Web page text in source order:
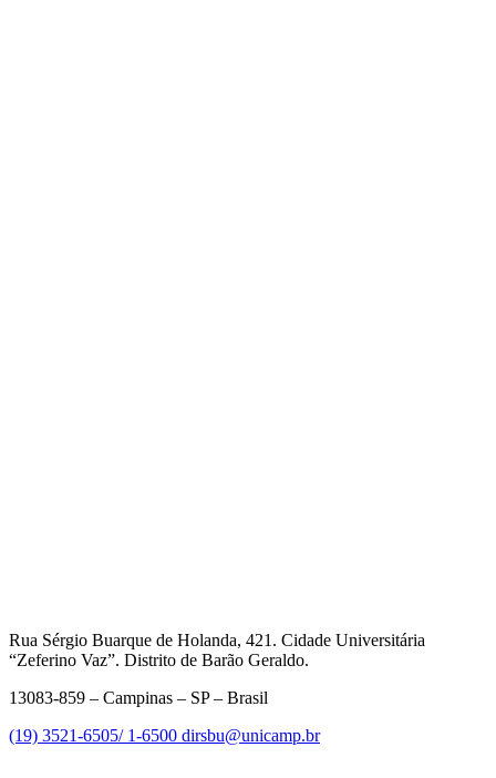
Rua Sérgio Buarque de Holanda, 421. Cidade Universitária
“Zeferino Vaz”. Distrito de Barão Geraldo.
13083-859 – Campinas – SP – Brasil
(19) 3521-6505/ 1-6500 dirsbu@unicamp.br